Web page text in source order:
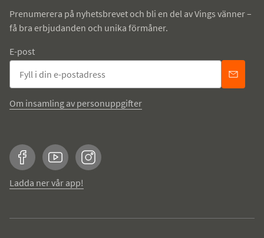
Prenumerera på nyhetsbrevet och bli en del av Vings vänner –
få bra erbjudanden och unika förmåner.
E-post
Om insamling av personuppgifter
FacebookYouTubeInstagram
Ladda ner vår app!